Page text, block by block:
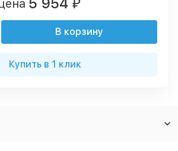
₽
В корзину
Купить в 1 клик